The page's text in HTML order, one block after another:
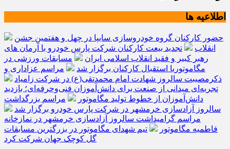
اطلاعیه ها
حضور کارکنان گروه خودروسازی سایپا در چهل و هفتمین جشن
انقلاب
تجدید بیعت کارکنان شرکت پارس خودرو با آرمان های
رهبر کبیر و فقید انقلاب اسلامی ایران
مسابقات ورزشی در
مگاموتوربا استقبال کارکنان برگزار شد
مراسم عزاداری و
ذکرمصیبت سالروز شهادت امام محمدتقی(ع) در شرکت زامیاد
تجربه‌ای میدانی از صنعت برای دانش‌آموزان فنی‌وحرفه‌ای؛ بازدید
دانش‌آموزان از خطوط تولید مگاموتور
مراسم بزرگداشت
سالروز آزادسازی خرمشهر در شرکت پارس خودرو برگزار شد
مراسم گرامیداشت سالروز آزادسازی خرمشهر در نمازخانه
فاطمیه مگاموتور
تیم شهدای مگاموتور در بزرگترین مسابقات
گل کوچک جهان شرکت کرد